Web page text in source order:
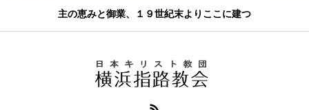
主の恵みと御業、１９世紀末よりここに建つ